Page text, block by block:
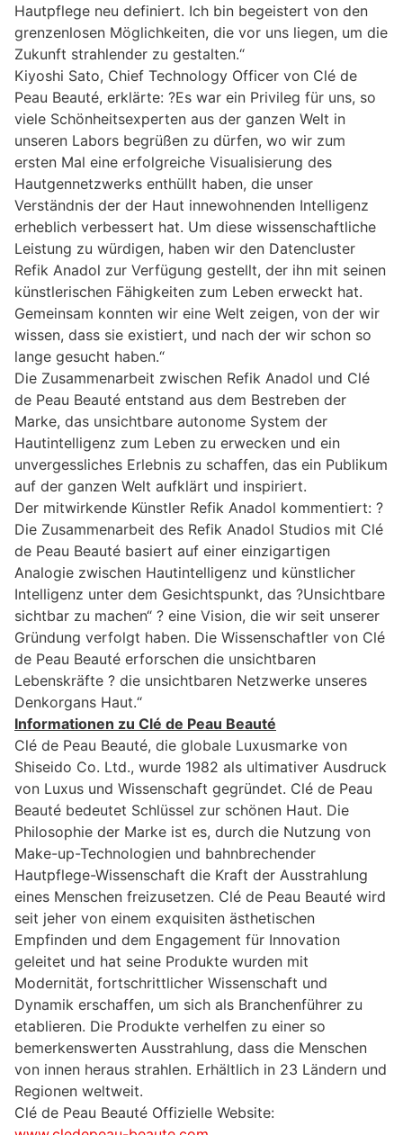
Hautpflege neu definiert. Ich bin begeistert von den
grenzenlosen Möglichkeiten, die vor uns liegen, um die
Zukunft strahlender zu gestalten.“
Kiyoshi Sato, Chief Technology Officer von Clé de
Peau Beauté, erklärte: ?Es war ein Privileg für uns, so
viele Schönheitsexperten aus der ganzen Welt in
unseren Labors begrüßen zu dürfen, wo wir zum
ersten Mal eine erfolgreiche Visualisierung des
Hautgennetzwerks enthüllt haben, die unser
Verständnis der der Haut innewohnenden Intelligenz
erheblich verbessert hat. Um diese wissenschaftliche
Leistung zu würdigen, haben wir den Datencluster
Refik Anadol zur Verfügung gestellt, der ihn mit seinen
künstlerischen Fähigkeiten zum Leben erweckt hat.
Gemeinsam konnten wir eine Welt zeigen, von der wir
wissen, dass sie existiert, und nach der wir schon so
lange gesucht haben.“
Die Zusammenarbeit zwischen Refik Anadol und Clé
de Peau Beauté entstand aus dem Bestreben der
Marke, das unsichtbare autonome System der
Hautintelligenz zum Leben zu erwecken und ein
unvergessliches Erlebnis zu schaffen, das ein Publikum
auf der ganzen Welt aufklärt und inspiriert.
Der mitwirkende Künstler Refik Anadol kommentiert: ?
Die Zusammenarbeit des Refik Anadol Studios mit Clé
de Peau Beauté basiert auf einer einzigartigen
Analogie zwischen Hautintelligenz und künstlicher
Intelligenz unter dem Gesichtspunkt, das ?Unsichtbare
sichtbar zu machen“ ? eine Vision, die wir seit unserer
Gründung verfolgt haben. Die Wissenschaftler von Clé
de Peau Beauté erforschen die unsichtbaren
Lebenskräfte ? die unsichtbaren Netzwerke unseres
Denkorgans Haut.“
Informationen zu Clé de Peau Beauté
Clé de Peau Beauté, die globale Luxusmarke von
Shiseido Co. Ltd., wurde 1982 als ultimativer Ausdruck
von Luxus und Wissenschaft gegründet. Clé de Peau
Beauté bedeutet Schlüssel zur schönen Haut. Die
Philosophie der Marke ist es, durch die Nutzung von
Make-up-Technologien und bahnbrechender
Hautpflege-Wissenschaft die Kraft der Ausstrahlung
eines Menschen freizusetzen. Clé de Peau Beauté wird
seit jeher von einem exquisiten ästhetischen
Empfinden und dem Engagement für Innovation
geleitet und hat seine Produkte wurden mit
Modernität, fortschrittlicher Wissenschaft und
Dynamik erschaffen, um sich als Branchenführer zu
etablieren. Die Produkte verhelfen zu einer so
bemerkenswerten Ausstrahlung, dass die Menschen
von innen heraus strahlen. Erhältlich in 23 Ländern und
Regionen weltweit.
Clé de Peau Beauté Offizielle Website: